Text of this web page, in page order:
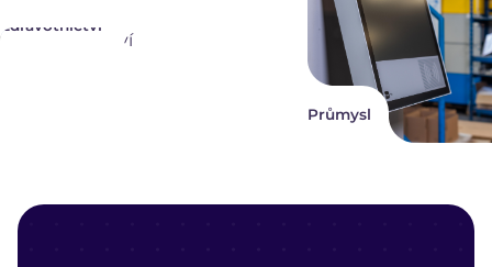
Zdravotnictví
Průmysl